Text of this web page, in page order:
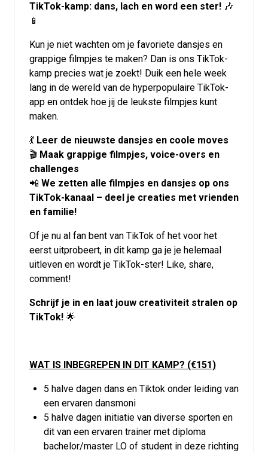
TikTok-kamp: dans, lach en word een ster! 🎶
📱
Kun je niet wachten om je favoriete dansjes en
grappige filmpjes te maken? Dan is ons TikTok-
kamp precies wat je zoekt! Duik een hele week
lang in de wereld van de hyperpopulaire TikTok-
app en ontdek hoe jij de leukste filmpjes kunt
maken.
💃 Leer de nieuwste dansjes en coole moves
🎬 Maak grappige filmpjes, voice-overs en
challenges
📲 We zetten alle filmpjes en dansjes op ons
TikTok-kanaal – deel je creaties met vrienden
en familie!
Of je nu al fan bent van TikTok of het voor het
eerst uitprobeert, in dit kamp ga je je helemaal
uitleven en wordt je TikTok-ster! Like, share,
comment!
Schrijf je in en laat jouw creativiteit stralen op
TikTok! 🌟
WAT IS INBEGREPEN IN DIT KAMP? (€151)
5 halve dagen dans en Tiktok onder leiding van
een ervaren dansmoni
5 halve dagen initiatie van diverse sporten en
dit van een ervaren trainer met diploma
bachelor/master LO of student in deze richting